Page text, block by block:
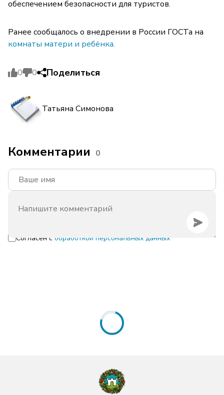
обеспечением безопасности для туристов.
Ранее сообщалось о внедрении в России ГОСТа на
комнаты матери и ребёнка.
0 0 Поделиться
Татьяна Симонова
Комментарии 0
Согласен с обработкой персональных данных